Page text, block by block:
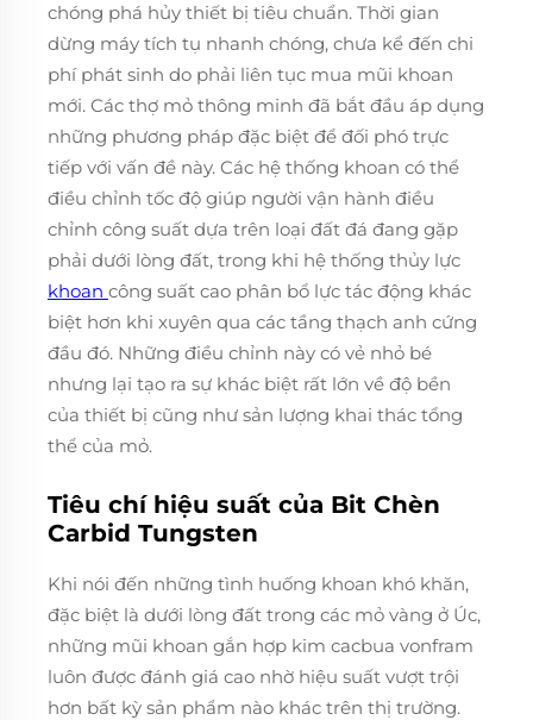
chóng phá hủy thiết bị tiêu chuẩn. Thời gian
dừng máy tích tụ nhanh chóng, chưa kể đến chi
phí phát sinh do phải liên tục mua mũi khoan
mới. Các thợ mỏ thông minh đã bắt đầu áp dụng
những phương pháp đặc biệt để đối phó trực
tiếp với vấn đề này. Các hệ thống khoan có thể
điều chỉnh tốc độ giúp người vận hành điều
chỉnh công suất dựa trên loại đất đá đang gặp
phải dưới lòng đất, trong khi hệ thống thủy lực
khoan công suất cao phân bổ lực tác động khác
biệt hơn khi xuyên qua các tầng thạch anh cứng
đầu đó. Những điều chỉnh này có vẻ nhỏ bé
nhưng lại tạo ra sự khác biệt rất lớn về độ bền
của thiết bị cũng như sản lượng khai thác tổng
thể của mỏ.
Tiêu chí hiệu suất của Bit Chèn
Carbid Tungsten
Khi nói đến những tình huống khoan khó khăn,
đặc biệt là dưới lòng đất trong các mỏ vàng ở Úc,
những mũi khoan gắn hợp kim cacbua vonfram
luôn được đánh giá cao nhờ hiệu suất vượt trội
hơn bất kỳ sản phẩm nào khác trên thị trường.